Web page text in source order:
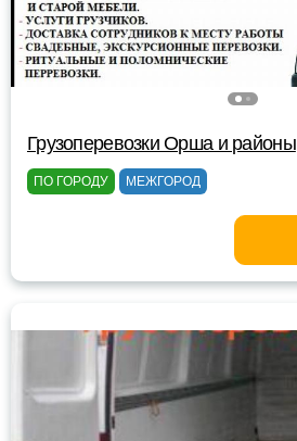
Грузоперевозки Орша и районы
ПО ГОРОДУ МЕЖГОРОД